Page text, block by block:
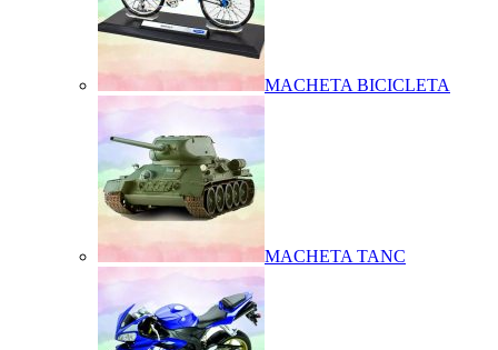
MACHETA BICICLETA
MACHETA TANC